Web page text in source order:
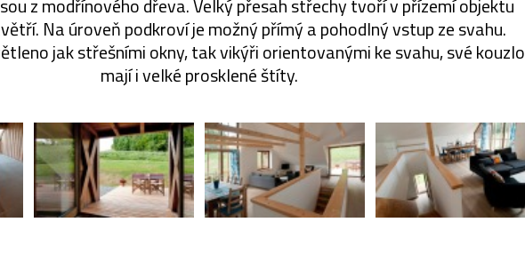
z modřínového dřeva. Velký přesah střechy tvoří v přízemí objektu
Na úroveň podkroví je možný přímý a pohodlný vstup ze svahu.
jak střešními okny, tak vikýři orientovanými ke svahu, své kouzlo
mají i velké prosklené štíty.